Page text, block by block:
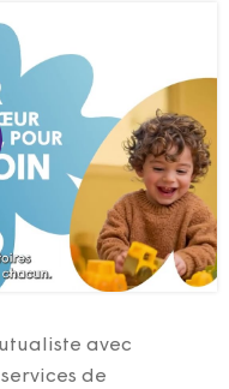
avec
de